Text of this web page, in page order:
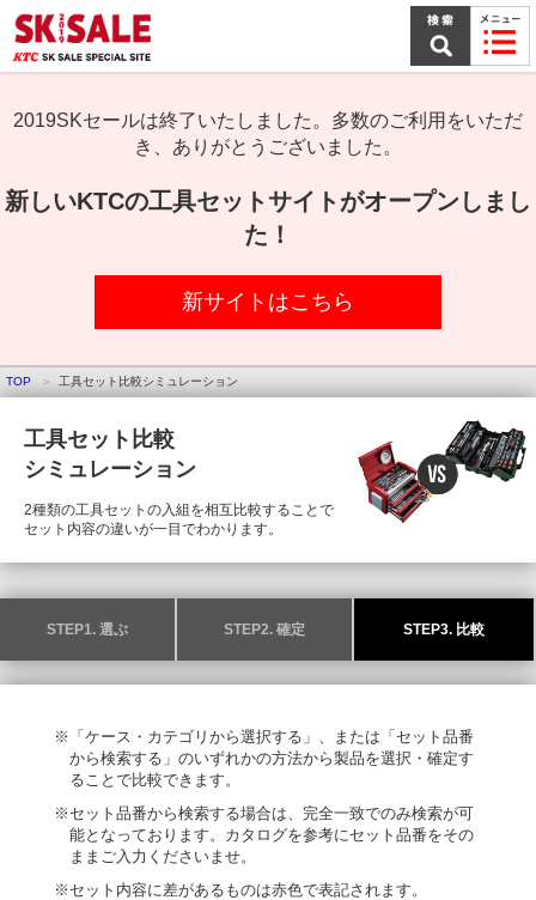
文
ま
で
キ2019SKセールは終了いたしました。多数のご利用をいただ
き、ありがとうございました。
新しいKTCの工具セットサイトがオープンしまし
た！
新サイトはこちら
TOP 工具セット比較シミュレーション
工具セット比較
シミュレーション
2種類の工具セットの入組を相互比較することで
セット内容の違いが一目でわかります。
STEP1. 選ぶ STEP2. 確定 STEP3. 比較
※「ケース・カテゴリから選択する」、または「セット品番
から検索する」のいずれかの方法から製品を選択・確定す
ることで比較できます。
※セット品番から検索する場合は、完全一致でのみ検索が可
能となっております。カタログを参考にセット品番をその
ままご入力くださいませ。
※セット内容に差があるものは赤色で表記されます。